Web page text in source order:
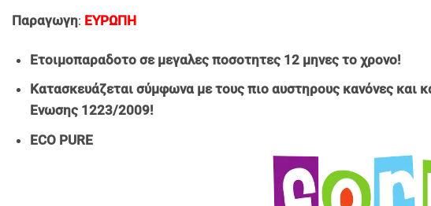
Παραγωγη: ΕΥΡΩΠΗ
Ετοιμοπαραδοτο σε μεγαλες ποσοτητες 12 μηνες το χρονο!
Κατασκευάζεται σύμφωνα με τους πιο αυστηρους κανόνες και
Ενωσης 1223/2009!
ECO PURE